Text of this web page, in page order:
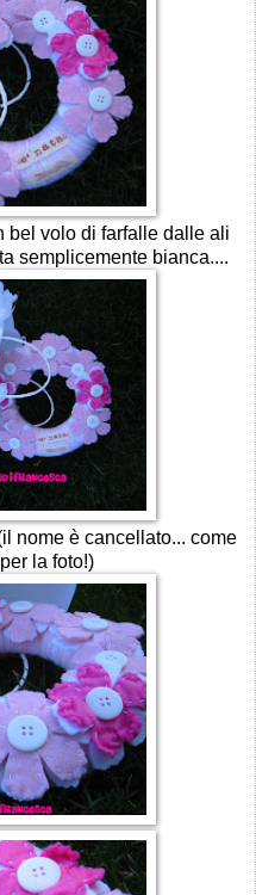
bel volo di farfalle dalle ali
semplicemente bianca....
nome è cancellato... come
la foto!)